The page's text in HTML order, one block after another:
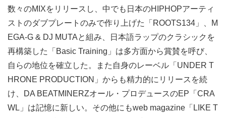
数々のMIXをリリースし、中でも日本のHIPHOPアーティ
ストのダブプレートのみで作り上げた「ROOTS134」、M
EGA-G & DJ MUTAと組み、日本語ラップのクラシックを
再構築した「Basic Training」は多方面から賞賛を呼び、
自らの地位を確立した。また自身のレーベル「UNDER T
HRONE PRODUCTION」からも精力的にリリースを続
け、DA BEATMINERZオール・プロデュースのEP「CRA
WL」は記憶に新しい。その他にもweb magazine「LIKE T